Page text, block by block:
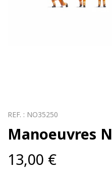
REF. : NO35250
Manoeuvres N
13,00 €